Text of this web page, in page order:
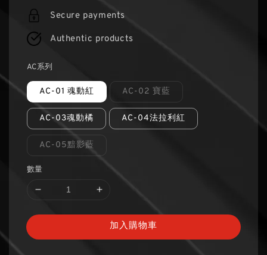
Secure payments
Authentic products
AC系列
AC-01 魂動紅 AC-02 寶藍
AC-03魂動橘 AC-04法拉利紅
AC-05黯影藍
數量
加入購物車